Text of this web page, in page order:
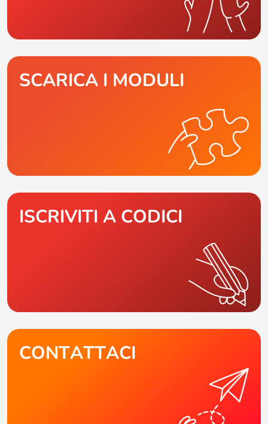
SCARICA I MODULI
ISCRIVITI A CODICI
CONTATTACI